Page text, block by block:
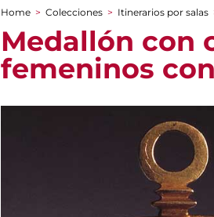
You are here
Home > Colecciones > Itinerarios por salas
Medallón con
femeninos